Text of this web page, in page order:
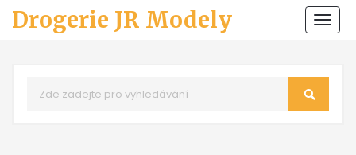
Drogerie JR Modely